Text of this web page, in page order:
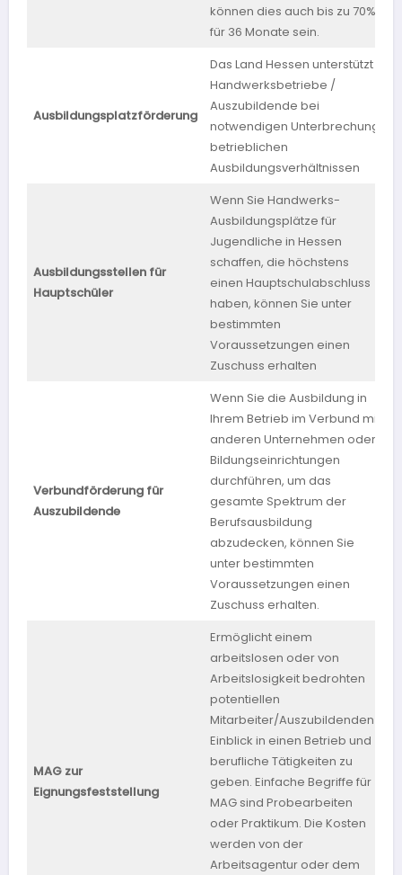
können dies auch bis zu 70%
für 36 Monate sein.
Ausbildungsplatzförderung
Das Land Hessen unterstützt
Handwerksbetriebe /
Auszubildende bei
notwendigen Unterbrechung
betrieblichen
Ausbildungsverhältnissen
Ausbildungsstellen für
Hauptschüler
Wenn Sie Handwerks-
Ausbildungsplätze für
Jugendliche in Hessen
schaffen, die höchstens
einen Hauptschulabschluss
haben, können Sie unter
bestimmten
Voraussetzungen einen
Zuschuss erhalten
Verbundförderung für
Auszubildende
Wenn Sie die Ausbildung in
Ihrem Betrieb im Verbund mit
anderen Unternehmen oder
Bildungseinrichtungen
durchführen, um das
gesamte Spektrum der
Berufsausbildung
abzudecken, können Sie
unter bestimmten
Voraussetzungen einen
Zuschuss erhalten.
MAG zur
Eignungsfeststellung
Ermöglicht einem
arbeitslosen oder von
Arbeitslosigkeit bedrohten
potentiellen
Mitarbeiter/Auszubildenden
Einblick in einen Betrieb und
berufliche Tätigkeiten zu
geben. Einfache Begriffe für
MAG sind Probearbeiten
oder Praktikum. Die Kosten
werden von der
Arbeitsagentur oder dem